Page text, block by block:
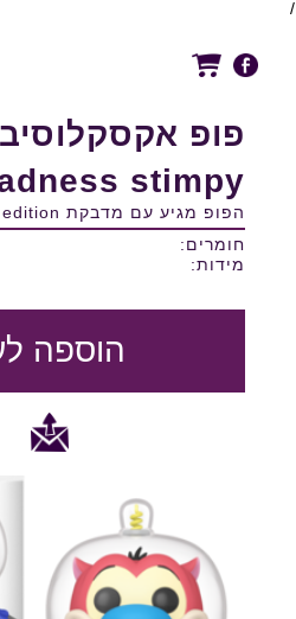
/
stimpy
הפופ מגיע עם מדבקת spacial edition.
חומרים:
מידות:
הוספה